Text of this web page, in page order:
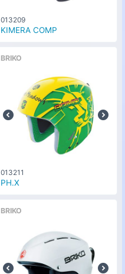
013209
KIMERA COMP
BRIKO
013211
PH.X
BRIKO